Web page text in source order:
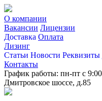
О компании
Вакансии Лицензии
Доставка Оплата
Лизинг
Статьи Новости Реквизиты
Контакты
График работы: пн-пт с
Дмитровское шоссе, д.85